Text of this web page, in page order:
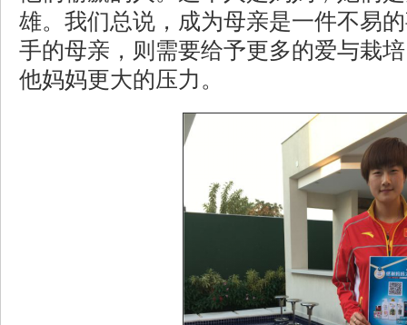
雄。我们总说，成为母亲是一件不易
手的母亲，则需要给予更多的爱与栽
他妈妈更大的压力。